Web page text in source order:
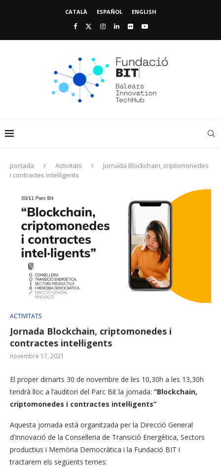
CATALÀ ESPAÑOL ENGLISH
portada Activitats
Jornada Blockchain, criptomonedes
i contractes intel·ligents
ACTIVITATS
Jornada Blockchain, criptomonedes i
contractes intel·ligents
novembre 17, 2021
El proper dimarts 30 de novembre de les 10,30h a les 13,30h
tendrà lloc a l’auditori del Parc Bit la jornada: “Blockchain,
criptomonedes i contractes intel·ligents”
Aquesta jornada està organitzada per la Direcció General
d’Innovació de la Conselleria de Transició Energètica, Sectors
productius i Memòria Democràtica i la Fundació BIT i
tractarem els següents temes: